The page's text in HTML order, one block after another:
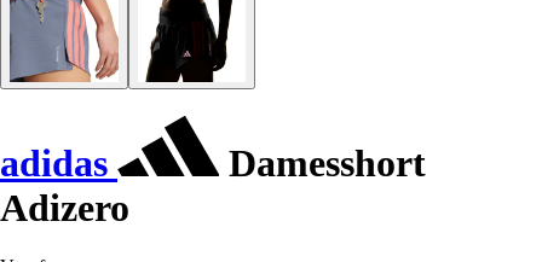
adidas
Damesshort
Adizero